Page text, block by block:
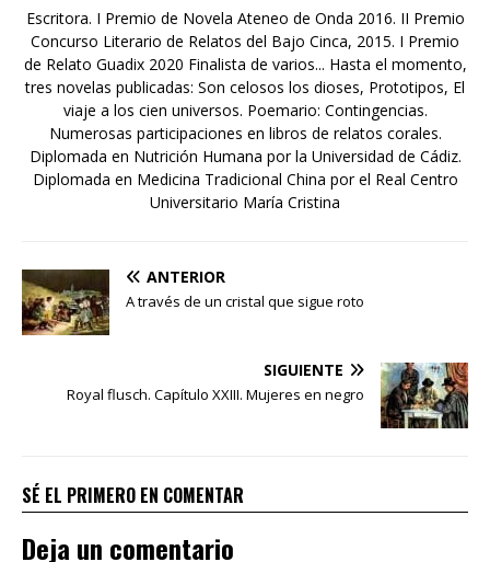
Escritora. I Premio de Novela Ateneo de Onda 2016. II Premio
Concurso Literario de Relatos del Bajo Cinca, 2015. I Premio
de Relato Guadix 2020 Finalista de varios... Hasta el momento,
tres novelas publicadas: Son celosos los dioses, Prototipos, El
viaje a los cien universos. Poemario: Contingencias.
Numerosas participaciones en libros de relatos corales.
Diplomada en Nutrición Humana por la Universidad de Cádiz.
Diplomada en Medicina Tradicional China por el Real Centro
Universitario María Cristina
ANTERIOR
A través de un cristal que sigue roto
SIGUIENTE
Royal flusch. Capítulo XXIII. Mujeres en negro
SÉ EL PRIMERO EN COMENTAR
Deja un comentario